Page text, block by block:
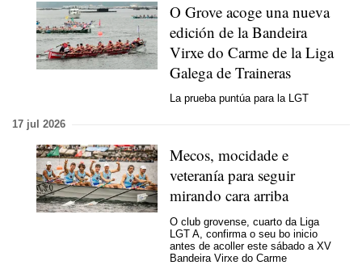
O Grove acoge una nueva
edición de la Bandeira
Virxe do Carme de la Liga
Galega de Traineras
La prueba puntúa para la LGT
17 jul 2026
Mecos, mocidade e
veteranía para seguir
mirando cara arriba
O club grovense, cuarto da Liga
LGT A, confirma o seu bo inicio
antes de acoller este sábado a XV
Bandeira Virxe do Carme